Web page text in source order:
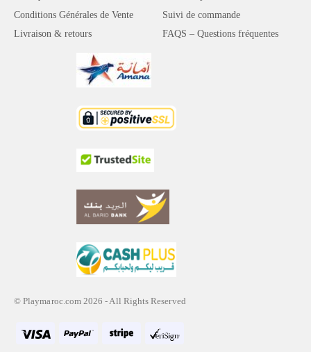
Conditions Générales de Vente
Livraison & retours
Suivi de commande
FAQS – Questions fréquentes
© Playmaroc.com 2026 - All Rights Reserved